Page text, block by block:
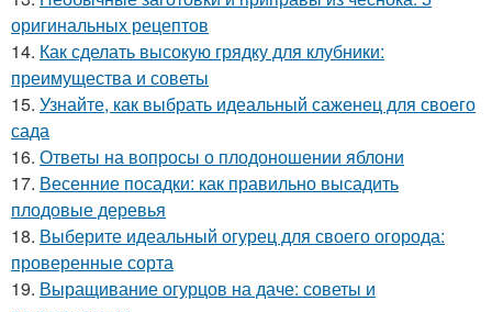
оригинальных рецептов
14. Как сделать высокую грядку для клубники:
преимущества и советы
15. Узнайте, как выбрать идеальный саженец для своего
сада
16. Ответы на вопросы о плодоношении яблони
17. Весенние посадки: как правильно высадить
плодовые деревья
18. Выберите идеальный огурец для своего огорода:
проверенные сорта
19. Выращивание огурцов на даче: советы и